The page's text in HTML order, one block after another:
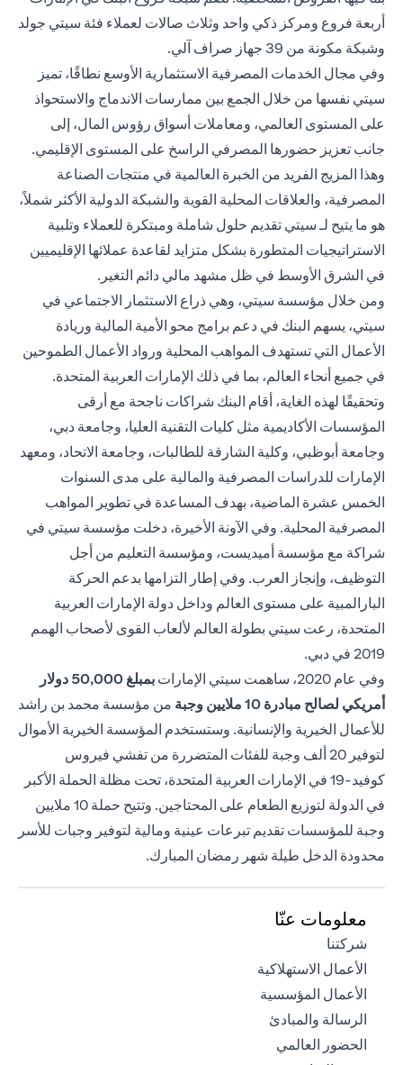
أربعة فروع ومركز ذكي واحد وثلاث صالات لعملاء فئة سيتي جولد
وشبكة مكونة من 39 جهاز صراف آلي.
وفي مجال الخدمات المصرفية الاستثمارية الأوسع نطاقًا، تميز
سيتي نفسها من خلال الجمع بين ممارسات الاندماج والاستحواذ
على المستوى العالمي، ومعاملات أسواق رؤوس المال، إلى
جانب تعزيز حضورها المصرفي الراسخ على المستوى الإقليمي.
وهذا المزيج الفريد من الخبرة العالمية في منتجات الصناعة
المصرفية، والعلاقات المحلية القوية والشبكة الدولية الأكثر شملاً،
هو ما يتيح لـ سيتي تقديم حلول شاملة ومبتكرة للعملاء وتلبية
الاستراتيجيات المتطورة بشكل متزايد لقاعدة عملائها الإقليميين
في الشرق الأوسط في ظل مشهد مالي دائم التغير.
ومن خلال مؤسسة سيتي، وهي ذراع الاستثمار الاجتماعي في
سيتي، يسهم البنك في دعم برامج محو الأمية المالية وريادة
الأعمال التي تستهدف المواهب المحلية ورواد الأعمال الطموحين
في جميع أنحاء العالم، بما في ذلك الإمارات العربية المتحدة.
وتحقيقًا لهذه الغاية، أقام البنك شراكات ناجحة مع أرقى
المؤسسات الأكاديمية مثل كليات التقنية العليا، وجامعة دبي،
وجامعة أبوظبي، وكلية الشارقة للطالبات، وجامعة الاتحاد، ومعهد
الإمارات للدراسات المصرفية والمالية على مدى السنوات
الخمس عشرة الماضية، بهدف المساعدة في تطوير المواهب
المصرفية المحلية. وفي الآونة الأخيرة، دخلت مؤسسة سيتي في
شراكة مع مؤسسة أميديست، ومؤسسة التعليم من أجل
التوظيف، وإنجاز العرب. وفي إطار التزامها بدعم الحركة
البارالمبية على مستوى العالم وداخل دولة الإمارات العربية
المتحدة، رعت سيتي بطولة العالم لألعاب القوى لأصحاب الهمم
2019 في دبي.
وفي عام 2020، ساهمت سيتي الإمارات
بمبلغ 50,000
دولار
أمريكي لصالح مبادرة 10 ملايين وجبة
من مؤسسة محمد بن راشد
للأعمال الخيرية والإنسانية. وستستخدم المؤسسة الخيرية الأموال
لتوفير 20 ألف وجبة للفئات المتضررة من تفشي فيروس
كوفيد-19 في الإمارات العربية المتحدة، تحت مظلة الحملة الأكبر
في الدولة لتوزيع الطعام على المحتاجين. وتتيح حملة 10 ملايين
وجبة للمؤسسات تقديم تبرعات عينية ومالية لتوفير وجبات للأسر
محدودة الدخل طيلة شهر رمضان المبارك.
معلومات عنّا
شركتنا
الأعمال الاستهلاكية
الأعمال المؤسسية
الرسالة والمبادئ
الحضور العالمي